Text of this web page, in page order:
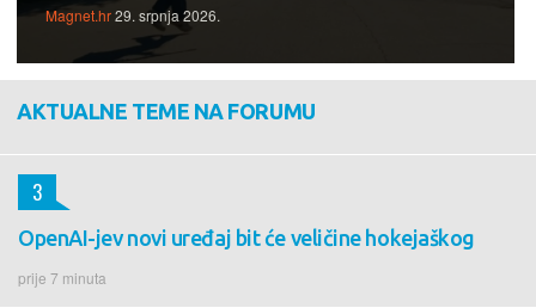
Magnet.hr29. srpnja 2026.
AKTUALNE TEME NA FORUMU
OpenAI-jev novi uređaj bit će veličine hokejaškog
prije 7 minuta
3